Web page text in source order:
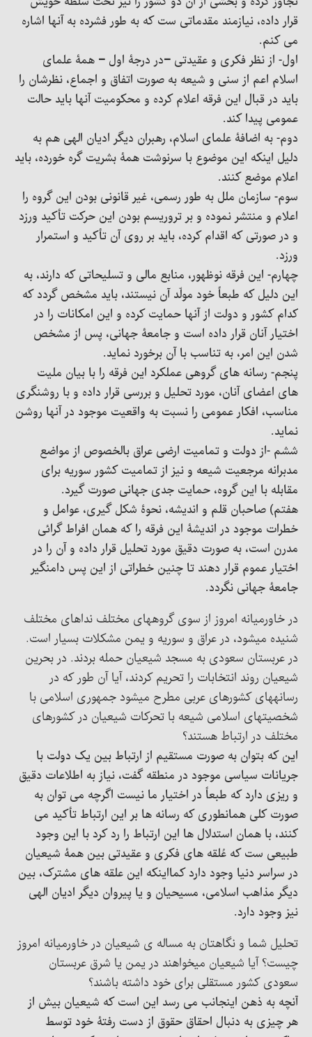
قرار داده، نیازمند مقدماتی ست که به طور فشرده به آنها اشاره
می کنم.
اول- از نظر فکری و عقیدتی –در درجۀ اول – همۀ علمای
اسلام اعم از سنی و شیعه به صورت اتفاق و اجماع، نظرشان را
باید در قبال این فرقه اعلام کرده و محکومیت آنها باید حالت
عمومی پیدا کند.
دوم- به اضافۀ علمای اسلام، رهبران دیگر ادیان الهی هم به
دلیل اینکه این موضوع با سرنوشت همۀ بشریت گره خورده، باید
اعلام موضع کنند.
سوم- سازمان ملل به طور رسمی، غیر قانونی بودن این گروه را
اعلام و منتشر نموده و بر تروریسم بودن این حرکت تأکید ورزد
و در صورتی که اقدام کرده، باید بر روی آن تأکید و استمرار
ورزد.
چهارم- این فرقه نوظهور، منابع مالی و تسلیحاتی که دارند، به
این دلیل که طبعاً خود مولّد آن نیستند، باید مشخص گردد که
کدام کشور و دولت از آنها حمایت کرده و این امکانات را در
اختیار آنان قرار داده است و جامعۀ جهانی، پس از مشخص
شدن این امر، به تناسب با آن برخورد نماید.
پنجم- رسانه های گروهی عملکرد این فرقه را با بیان ملیت
های اعضای آنان، مورد تحلیل و بررسی قرار داده و با روشنگری
مناسب، افکار عمومی را نسبت به واقعیت موجود در آنها روشن
نماید.
ششم -از دولت و تمامیت ارضی عراق بالخصوص از مواضع
مدبرانه مرجعیت شیعه و نیز از تمامیت کشور سوریه برای
مقابله با این گروه، حمایت جدی جهانی صورت گیرد.
هفتم) صاحبان قلم و اندیشه، نحوۀ شکل گیری، عوامل و
خطرات موجود در اندیشۀ این فرقه را که همان افراط گرائی
مدرن است، به صورت دقیق مورد تحلیل قرار داده و آن را در
اختیار عموم قرار دهند تا چنین خطراتی از این پس دامنگیر
جامعۀ جهانی نگردد.
در خاورمیانه امروز از سوی گروههای مختلف نداهای مختلف
شنیده میشود، در عراق و سوریه و یمن مشکلات بسیار است.
در عربستان سعودی به مسجد شیعیان حمله بردند. در بحرین
شیعیان روند انتخابات را تحریم کردند، آیا آن طور که در
رسانههای کشورهای عربی مطرح میشود جمهوری اسلامی با
شخصیتهای اسلامی شیعه با تحرکات شیعیان در کشورهای
مختلف در ارتباط هستند؟
این که بتوان به صورت مستقیم از ارتباط بین یک دولت با
جریانات سیاسی موجود در منطقه گفت، نیاز به اطلاعات دقیق
و ریزی دارد که طبعاً در اختیار ما نیست اگرچه می توان به
صورت کلی همانطوری که رسانه ها بر این ارتباط تأکید می
کنند، با همان استدلال ها این ارتباط را رد کرد با این وجود
طبیعی ست که عُلقه های فکری و عقیدتی بین همۀ شیعیان
در سراسر دنیا وجود دارد کمااینکه این علقه های مشترک، بین
دیگر مذاهب اسلامی، مسیحیان و یا پیروان دیگر ادیان الهی
نیز وجود دارد.
تحلیل شما و نگاهتان به مساله ی شیعیان در خاورمیانه امروز
چیست؟ آیا شیعیان میخواهند در یمن یا شرق عربستان
سعودی کشور مستقلی برای خود داشته باشند؟
آنچه به ذهن اینجانب می رسد این است که شیعیان بیش از
هر چیزی به دنبال احقاق حقوق از دست رفتۀ خود توسط